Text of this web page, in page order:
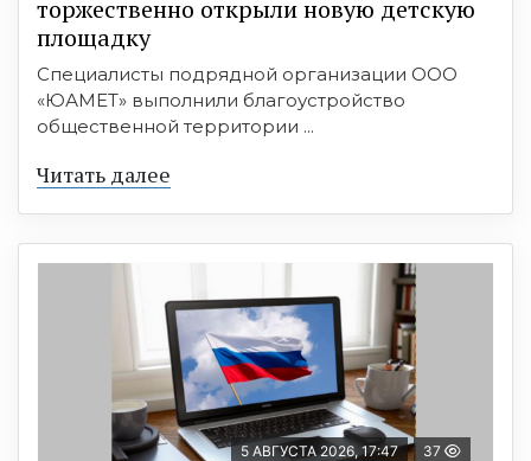
торжественно открыли новую детскую
площадку
Специалисты подрядной организации ООО
«ЮАМЕТ» выполнили благоустройство
общественной территории ...
Читать далее
5 АВГУСТА 2026, 17:47 37